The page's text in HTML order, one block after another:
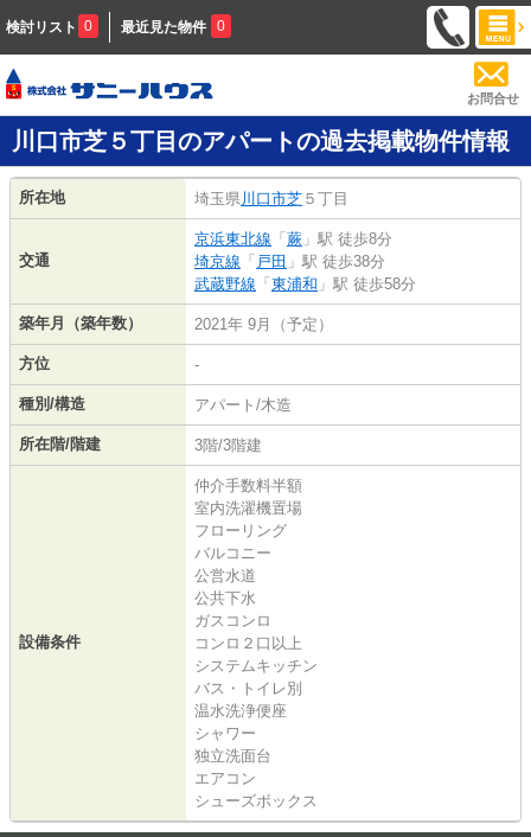
検討リスト 0 最近見た物件 0
お問合せ
川口市芝５丁目のアパートの過去掲載物件情報
所在地 埼玉県 川口市芝 ５丁目
交通
京浜東北線 「 蕨 」駅 徒歩8分
埼京線 「 戸田 」駅 徒歩38分
武蔵野線 「 東浦和 」駅 徒歩58分
築年月（築年数） 2021年 9月（予定）
方位 -
種別/構造 アパート/木造
所在階/階建 3階/3階建
設備条件
仲介手数料半額
室内洗濯機置場
フローリング
バルコニー
公営水道
公共下水
ガスコンロ
コンロ２口以上
システムキッチン
バス・トイレ別
温水洗浄便座
シャワー
独立洗面台
エアコン
シューズボックス